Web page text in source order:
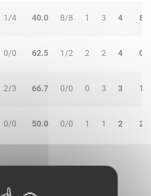
1/4 40.0 8/8 1 3 4 8
0/0 62.5 1/2 2 2 4 0
2/3 66.7 0/0 0 3 3 1
0/0 50.0 0/0 1 1 2 2